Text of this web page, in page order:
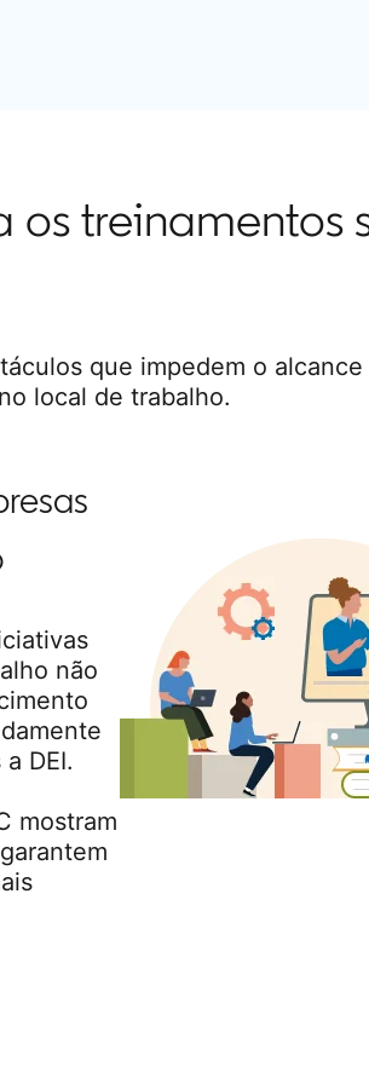
treinamentos
que impedem o
local de trabalho.
não
DEI.
mostram